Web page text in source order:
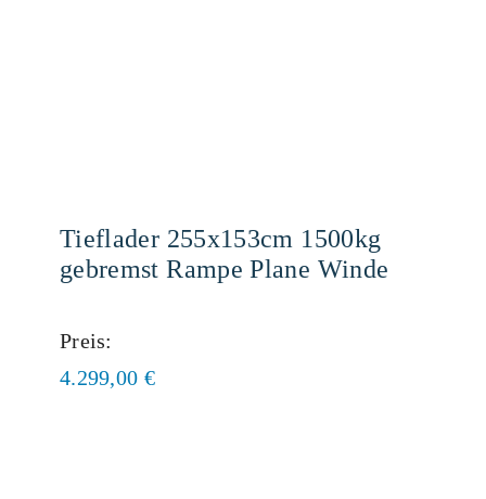
Tieflader 255x153cm 1500kg
gebremst Rampe Plane Winde
Preis:
4.299,00 €